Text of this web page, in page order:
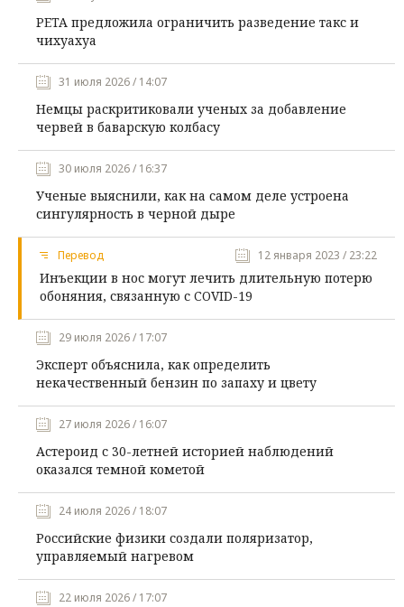
PETA предложила ограничить разведение такс и
чихуахуа
31 июля 2026 / 14:07
Немцы раскритиковали ученых за добавление
червей в баварскую колбасу
30 июля 2026 / 16:37
Ученые выяснили, как на самом деле устроена
сингулярность в черной дыре
Перевод 12 января 2023 / 23:22
Инъекции в нос могут лечить длительную потерю
обоняния, связанную с COVID-19
29 июля 2026 / 17:07
Эксперт объяснила, как определить
некачественный бензин по запаху и цвету
27 июля 2026 / 16:07
Астероид с 30-летней историей наблюдений
оказался темной кометой
24 июля 2026 / 18:07
Российские физики создали поляризатор,
управляемый нагревом
22 июля 2026 / 17:07